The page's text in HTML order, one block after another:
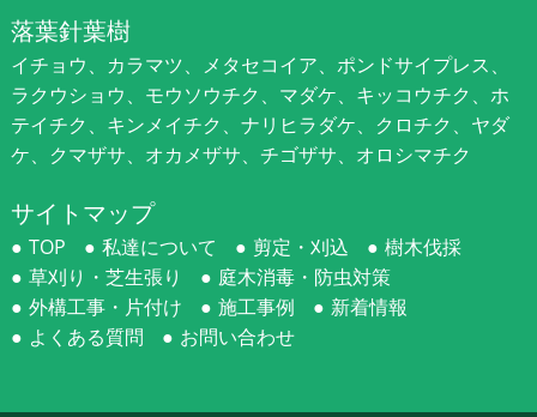
落葉針葉樹
イチョウ、カラマツ、メタセコイア、ポンドサイプレス、
ラクウショウ、モウソウチク、マダケ、キッコウチク、ホ
テイチク、キンメイチク、ナリヒラダケ、クロチク、ヤダ
ケ、クマザサ、オカメザサ、チゴザサ、オロシマチク
サイトマップ
TOP 私達について 剪定・刈込
樹木伐採
草刈り・芝生張り
庭木消毒・防虫対策
外構工事・片付け
施工事例
新着情報
よくある質問
お問い合わせ